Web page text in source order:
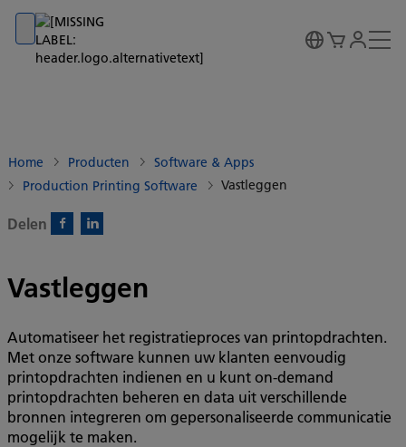
Go to banner
Go to content
Go to footer
Home Producten
Software & Apps
Production Printing Software
Vastleggen
Delen
Vastleggen
Automatiseer het registratieproces van printopdrachten.
Met onze software kunnen uw klanten eenvoudig
printopdrachten indienen en u kunt on-demand
printopdrachten beheren en data uit verschillende
bronnen integreren om gepersonaliseerde communicatie
mogelijk te maken.